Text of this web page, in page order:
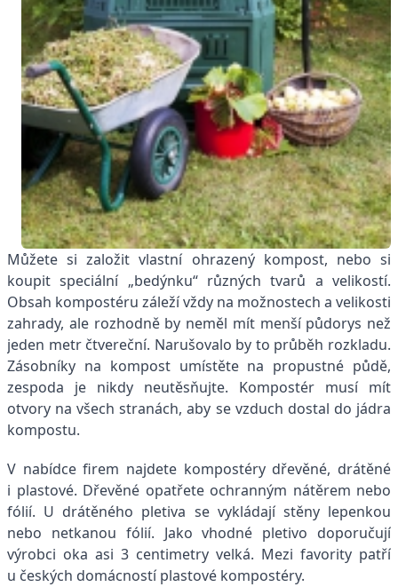
Můžete si založit vlastní ohrazený kompost, nebo si
koupit speciální „bedýnku“ různých tvarů a velikostí.
Obsah kompostéru záleží vždy na možnostech a velikosti
zahrady, ale rozhodně by neměl mít menší půdorys než
jeden metr čtvereční. Narušovalo by to průběh rozkladu.
Zásobníky na kompost umístěte na propustné půdě,
zespoda je nikdy neutěsňujte. Kompostér musí mít
otvory na všech stranách, aby se vzduch dostal do jádra
kompostu.
V nabídce firem najdete kompostéry dřevěné, drátěné
i plastové. Dřevěné opatřete ochranným nátěrem nebo
fólií. U drátěného pletiva se vykládají stěny lepenkou
nebo netkanou fólií. Jako vhodné pletivo doporučují
výrobci oka asi 3 centimetry velká. Mezi favority patří
u českých domácností plastové kompostéry.